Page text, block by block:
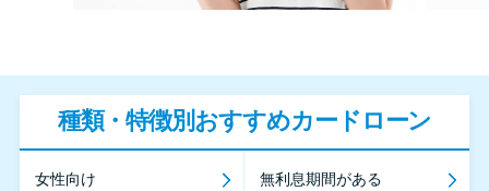
種類・特徴別おすすめカードローン
女性向け 無利息期間がある